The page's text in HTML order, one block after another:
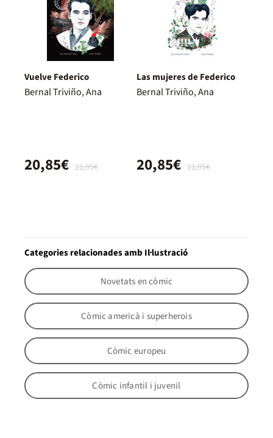
Vuelve Federico
Bernal Triviño, Ana
21,95€
20,85€
Las mujeres de Federico
Bernal Triviño, Ana
21,95€
20,85€
Categories relacionades amb Il·lustració
Novetats en còmic
Còmic americà i superherois
Còmic europeu
Còmic infantil i juvenil